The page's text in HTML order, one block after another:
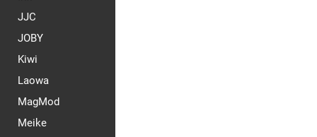
JJC
JOBY
Kiwi
Laowa
MagMod
Meike